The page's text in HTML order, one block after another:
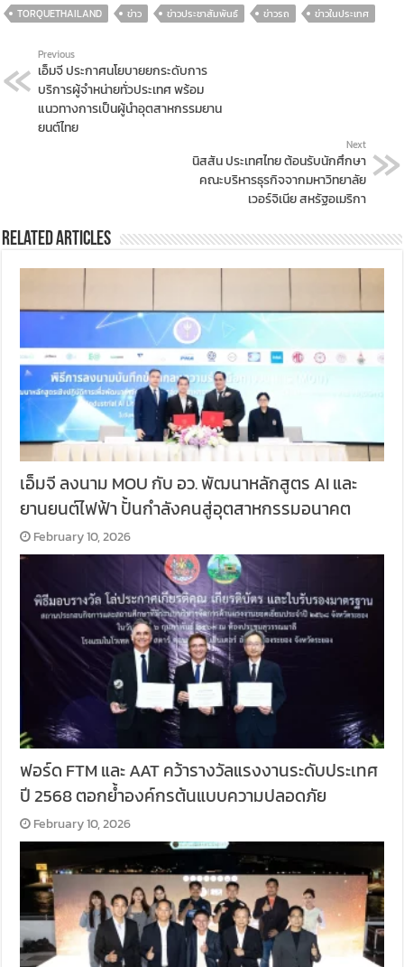
TORQUETHAILAND
ข่าว ข่าวประชาสัมพันธ์ ข่าวรถ ข่าวในประเทศ
Previous
เอ็มจี ประกาศนโยบายยกระดับการ
บริการผู้จำหน่ายทั่วประเทศ พร้อม
แนวทางการเป็นผู้นำอุตสาหกรรมยาน
ยนต์ไทย
Next
นิสสัน ประเทศไทย ต้อนรับนักศึกษา
คณะบริหารธุรกิจจากมหาวิทยาลัย
เวอร์จิเนีย สหรัฐอเมริกา
Related Articles
เอ็มจี ลงนาม MOU กับ อว. พัฒนาหลักสูตร AI และ
ยานยนต์ไฟฟ้า ปั้นกำลังคนสู่อุตสาหกรรมอนาคต
February 10, 2026
ฟอร์ด FTM และ AAT คว้ารางวัลแรงงานระดับประเทศ
ปี 2568 ตอกย้ำองค์กรต้นแบบความปลอดภัย
February 10, 2026